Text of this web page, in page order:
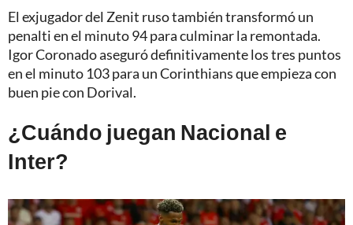
El exjugador del Zenit ruso también transformó un
penalti en el minuto 94 para culminar la remontada.
Igor Coronado aseguró definitivamente los tres puntos
en el minuto 103 para un Corinthians que empieza con
buen pie con Dorival.
¿Cuándo juegan Nacional e
Inter?